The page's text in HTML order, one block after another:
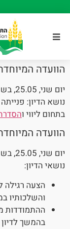
הוועדה
יום שני, 25.05, בשעה 09:30
נושא הדיון:
בתחום ליווי ו
הוועדה
יום שני, 25.05, בשעה 10:00
נושאי הדיון:
הצעה רגילה
והשלכותיו
ההתמודדות
בהמשך לדיון